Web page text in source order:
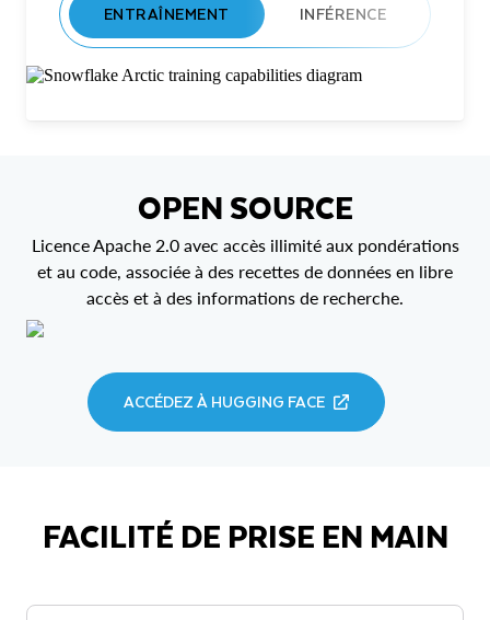
ENTRAÎNEMENT INFÉRENCE
OPEN SOURCE
Licence Apache 2.0 avec accès illimité aux pondérations
et au code, associée à des recettes de données en libre
accès et à des informations de recherche.
ACCÉDEZ À HUGGING FACE
FACILITÉ DE PRISE EN MAIN